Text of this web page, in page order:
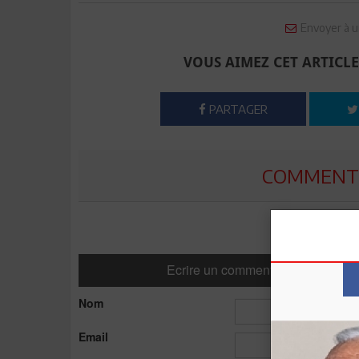
Envoyer à
VOUS AIMEZ CET
PARTAGER
Ecrire un commentaire
Nom
Email